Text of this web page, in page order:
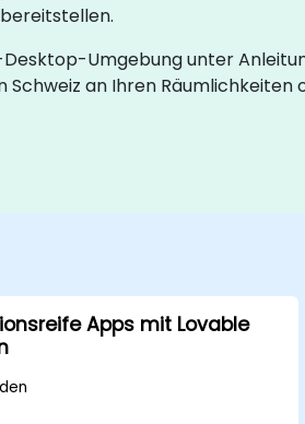
Umgebung unter
an Ihren Räumlichkeiten
Apps mit Lovable